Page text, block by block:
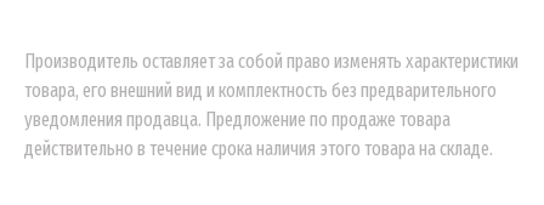
Производитель оставляет за собой право изменять характеристики
товара, его внешний вид и комплектность без предварительного
уведомления продавца. Предложение по продаже товара
действительно в течение срока наличия этого товара на складе.